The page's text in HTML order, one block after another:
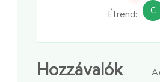
Étrend: C
Hozzávalók